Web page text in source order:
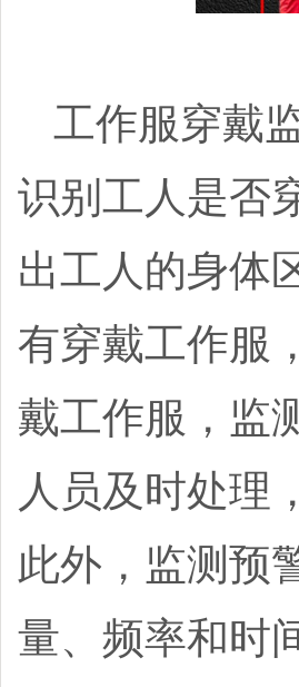
工作服穿戴
识别工人是否
出工人的身体
有穿戴工作服
戴工作服，监
人员及时处理
此外，监测预
量、频率和时